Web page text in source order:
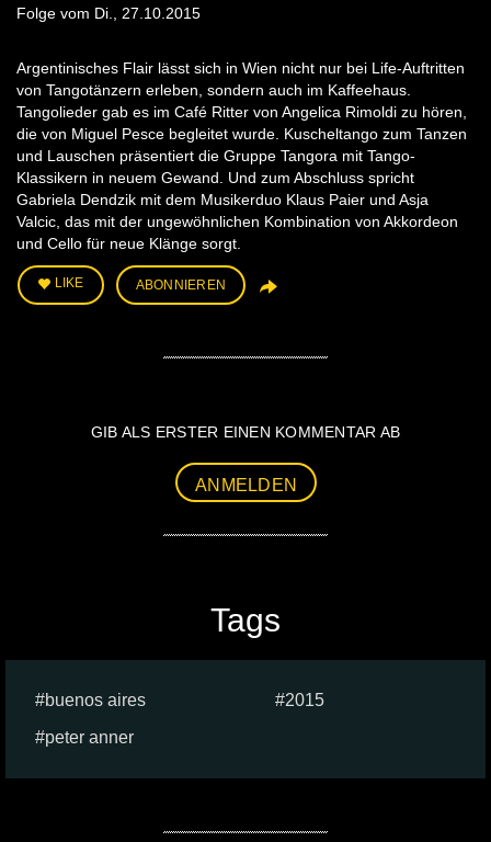
Folge vom Di., 27.10.2015
Argentinisches Flair lässt sich in Wien nicht nur bei Life-Auftritten
von Tangotänzern erleben, sondern auch im Kaffeehaus.
Tangolieder gab es im Café Ritter von Angelica Rimoldi zu hören,
die von Miguel Pesce begleitet wurde. Kuscheltango zum Tanzen
und Lauschen präsentiert die Gruppe Tangora mit Tango-
Klassikern in neuem Gewand. Und zum Abschluss spricht
Gabriela Dendzik mit dem Musikerduo Klaus Paier und Asja
Valcic, das mit der ungewöhnlichen Kombination von Akkordeon
und Cello für neue Klänge sorgt.
LIKE ABONNIEREN
GIB ALS ERSTER EINEN KOMMENTAR AB
ANMELDEN
Tags
buenos aires
2015
peter anner